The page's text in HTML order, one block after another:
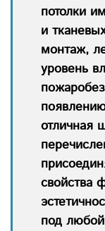
потолки
и
монтаж,
уровень
отличная
свойства
под любой